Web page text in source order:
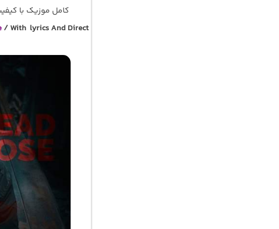
کامل موزیک با کیفیت اصلی
/ With lyrics And Direct